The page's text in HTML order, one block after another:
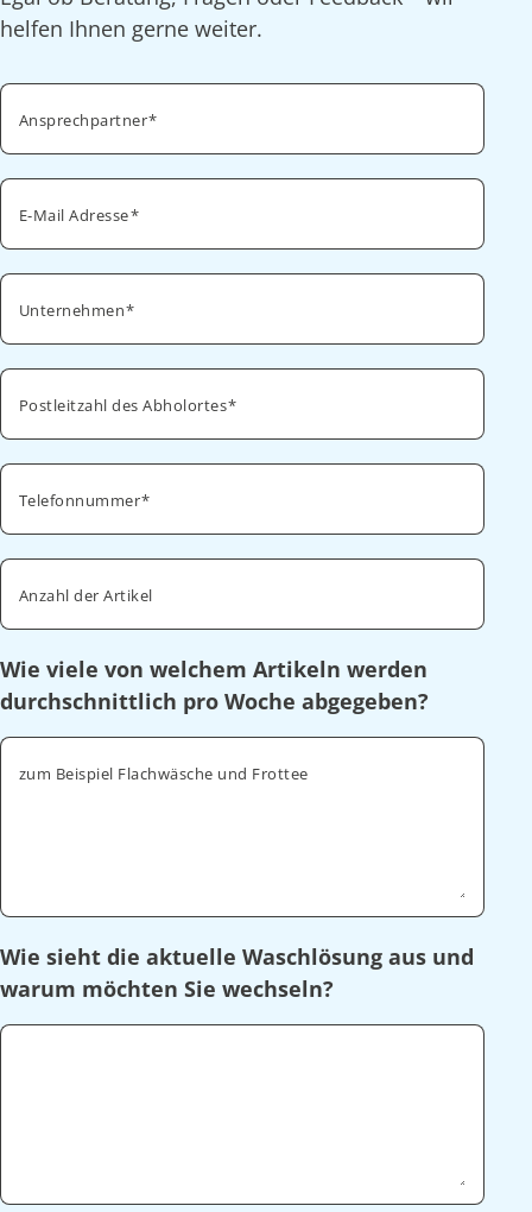
helfen Ihnen gerne weiter.
Ansprechpartner
E-Mail Adresse
Unternehmen
Postleitzahl des Abholortes
Telefonnummer
Anzahl der Artikel
Wie viele von welchem Artikeln werden
durchschnittlich pro Woche abgegeben?
zum Beispiel Flachwäsche und Frottee
Wie sieht die aktuelle Waschlösung aus und
warum möchten Sie wechseln?